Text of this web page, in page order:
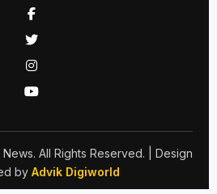
All Rights Reserved.
| Design
by Advik Digiworld